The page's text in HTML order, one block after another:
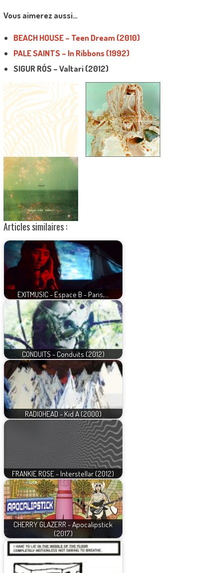
Vous aimerez aussi…
BEACH HOUSE – Teen Dream (2010)
PALE SAINTS – In Ribbons (1992)
SIGUR RÓS – Valtari (2012)
Articles similaires :
EXITMUSIC - Espace B - Paris,…
CONDUITS - Conduits (2012)
RADIOHEAD - Kid A (2000)
FRANKIE ROSE - Interstellar (2012)
CHERRY GLAZERR - Apocalipstick
(2017)